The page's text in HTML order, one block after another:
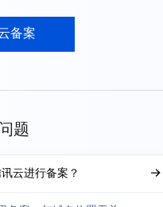
备案
题
云进行备案？